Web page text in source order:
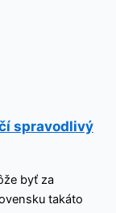
spravodlivý
byť za
takáto